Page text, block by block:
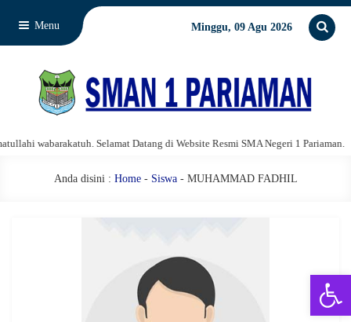
Menu Minggu, 09 Agu 2026
wabarakatuh. Selamat Datang di Website Resmi SMA Negeri 1 Pariaman.
Anda disini : Home- Siswa- MUHAMMAD FADHIL